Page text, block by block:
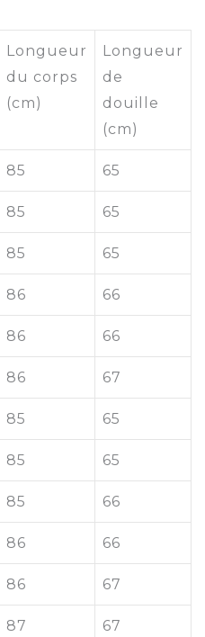
Longueur
du corps
(cm)
Longueur
de
douille
(cm)
85 65
85 65
85 65
86 66
86 66
86 67
85 65
85 65
85 66
86 66
86 67
87 67